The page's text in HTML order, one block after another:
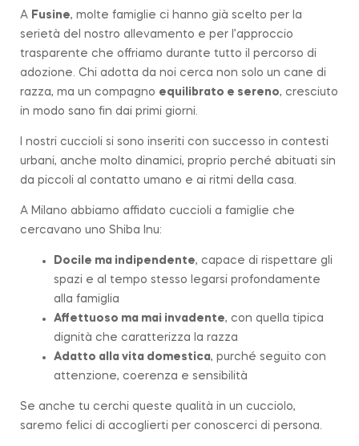
A Fusine, molte famiglie ci hanno già scelto per la
serietà del nostro allevamento e per l’approccio
trasparente che offriamo durante tutto il percorso di
adozione. Chi adotta da noi cerca non solo un cane di
razza, ma un compagno equilibrato e sereno, cresciuto
in modo sano fin dai primi giorni.
I nostri cuccioli si sono inseriti con successo in contesti
urbani, anche molto dinamici, proprio perché abituati sin
da piccoli al contatto umano e ai ritmi della casa.
A Milano abbiamo affidato cuccioli a famiglie che
cercavano uno Shiba Inu:
Docile ma indipendente, capace di rispettare gli
spazi e al tempo stesso legarsi profondamente
alla famiglia
Affettuoso ma mai invadente, con quella tipica
dignità che caratterizza la razza
Adatto alla vita domestica, purché seguito con
attenzione, coerenza e sensibilità
Se anche tu cerchi queste qualità in un cucciolo,
saremo felici di accoglierti per conoscerci di persona.